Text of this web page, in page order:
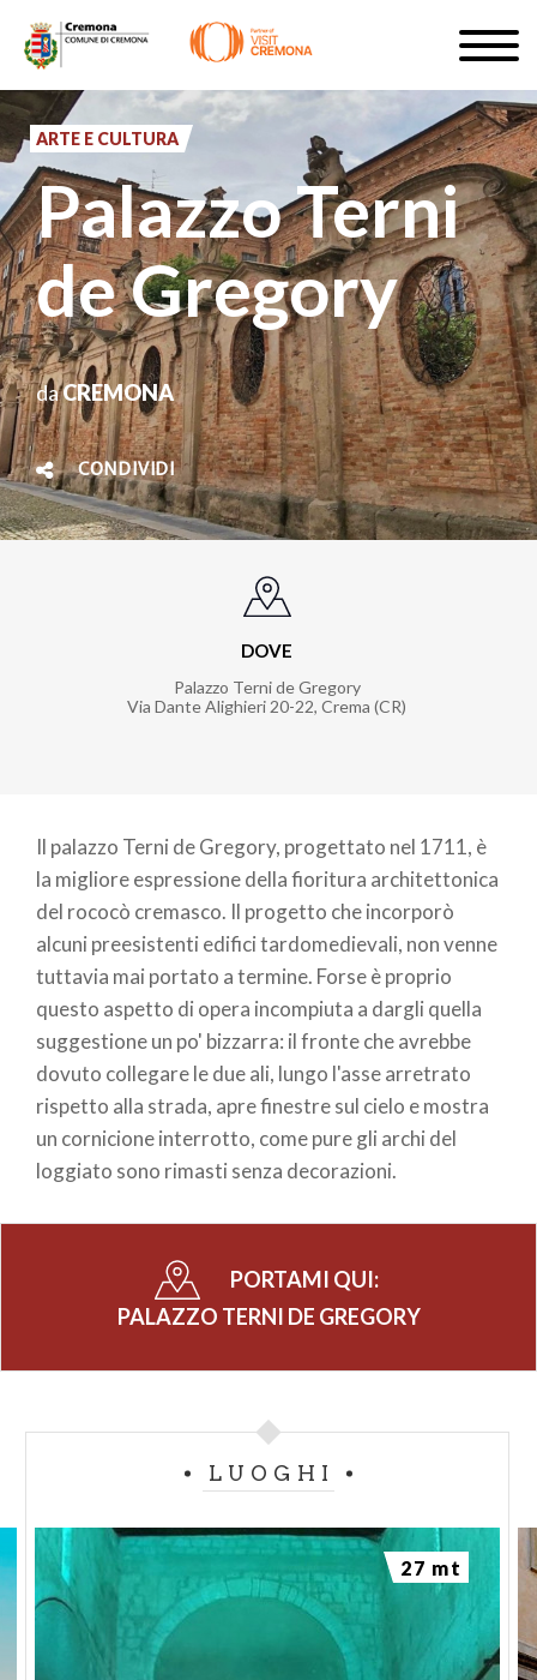
Salta
contenuto
principale
ISCRIVITI
IT
#turismocremona
ARTE E CULTURA
Palazzo Terni
de Gregory
daCREMONA
CONDIVIDI
DOVE
Palazzo Terni de Gregory
Via Dante Alighieri 20-22, Crema (CR)
Il palazzo Terni de Gregory, progettato nel 1711, è
la migliore espressione della fioritura architettonica
del rococò cremasco. Il progetto che incorporò
alcuni preesistenti edifici tardomedievali, non venne
tuttavia mai portato a termine. Forse è proprio
questo aspetto di opera incompiuta a dargli quella
suggestione un po' bizzarra: il fronte che avrebbe
dovuto collegare le due ali, lungo l'asse arretrato
rispetto alla strada, apre finestre sul cielo e mostra
un cornicione interrotto, come pure gli archi del
loggiato sono rimasti senza decorazioni.
PORTAMI QUI:
PALAZZO TERNI DE GREGORY
LUOGHI
27 mt